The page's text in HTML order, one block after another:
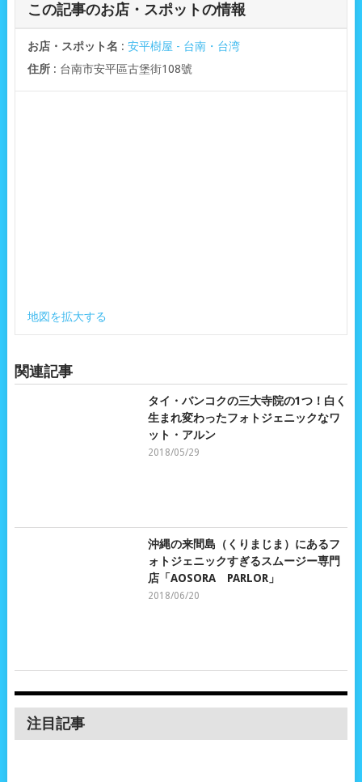
この記事のお店・スポットの情報
お店・スポット名 : 安平樹屋 - 台南・台湾
住所: 台南市安平區古堡街108號
地図を拡大する
関連記事
タイ・バンコクの三大寺院の1つ！白く
生まれ変わったフォトジェニックなワ
ット・アルン
2018/05/29
沖縄の来間島（くりまじま）にあるフ
ォトジェニックすぎるスムージー専門
店「AOSORA PARLOR」
2018/06/20
注目記事